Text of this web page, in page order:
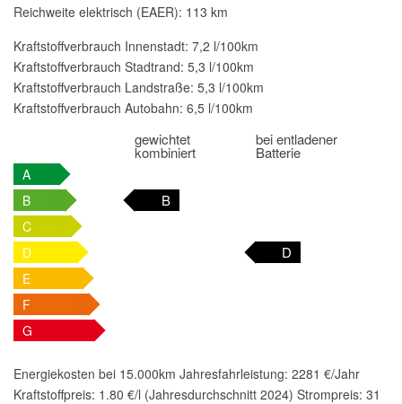
Reichweite elektrisch (EAER): 113 km
Kraftstoffverbrauch Innenstadt: 7,2 l/100km
Kraftstoffverbrauch Stadtrand: 5,3 l/100km
Kraftstoffverbrauch Landstraße: 5,3 l/100km
Kraftstoffverbrauch Autobahn: 6,5 l/100km
gewichtet
kombiniert
bei entladener
Batterie
A
B
B
C
D
D
E
F
G
Energiekosten bei 15.000km Jahresfahrleistung: 2281 €/Jahr
Kraftstoffpreis: 1.80 €/l (Jahresdurchschnitt 2024) Strompreis: 31